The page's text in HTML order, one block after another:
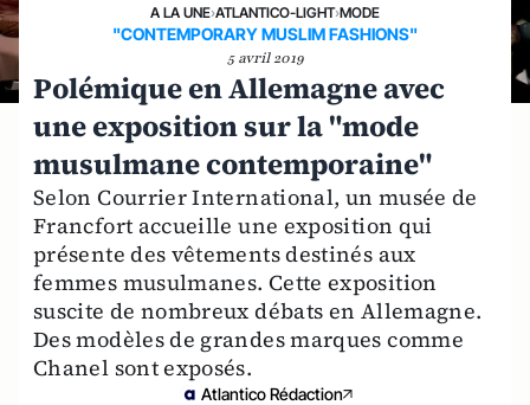
A LA UNE›ATLANTICO-LIGHT›MODE
"CONTEMPORARY MUSLIM FASHIONS"
5 avril 2019
Polémique en Allemagne avec
une exposition sur la "mode
musulmane contemporaine"
Selon Courrier International, un musée de
Francfort accueille une exposition qui
présente des vêtements destinés aux
femmes musulmanes. Cette exposition
suscite de nombreux débats en Allemagne.
Des modèles de grandes marques comme
Chanel sont exposés.
Atlantico Rédaction